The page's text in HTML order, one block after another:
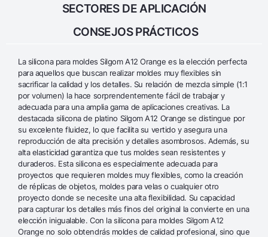
SECTORES DE APLICACIÓN
CONSEJOS PRÁCTICOS
La silicona para moldes Silgom A12 Orange es la elección perfecta
para aquellos que buscan realizar moldes muy flexibles sin
sacrificar la calidad y los detalles. Su relación de mezcla simple (1:1
por volumen) la hace sorprendentemente fácil de trabajar y
adecuada para una amplia gama de aplicaciones creativas. La
destacada silicona de platino Silgom A12 Orange se distingue por
su excelente fluidez, lo que facilita su vertido y asegura una
reproducción de alta precisión y detalles asombrosos. Además, su
alta elasticidad garantiza que tus moldes sean resistentes y
duraderos. Esta silicona es especialmente adecuada para
proyectos que requieren moldes muy flexibles, como la creación
de réplicas de objetos, moldes para velas o cualquier otro
proyecto donde se necesite una alta flexibilidad. Su capacidad
para capturar los detalles más finos del original la convierte en una
elección inigualable. Con la silicona para moldes Silgom A12
Orange no solo obtendrás moldes de calidad profesional, sino que